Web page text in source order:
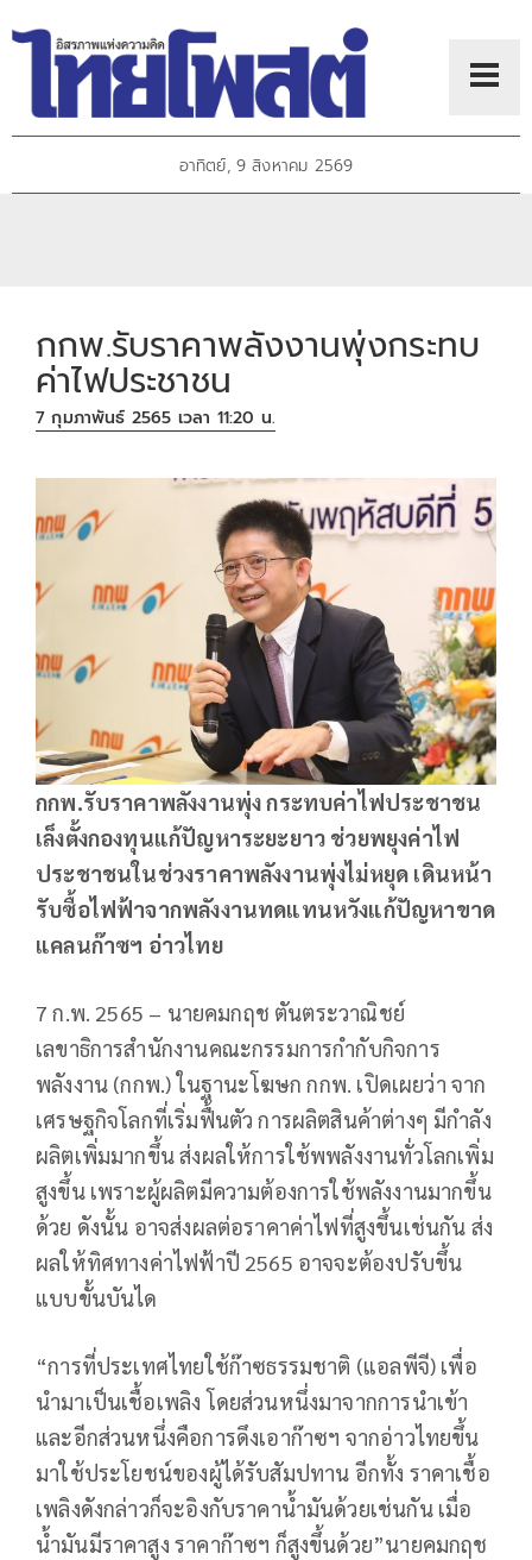
อาทิตย์, 9 สิงหาคม 2569
กกพ.รับราคาพลังงานพุ่งกระทบ
ค่าไฟประชาชน
7 กุมภาพันธ์ 2565 เวลา 11:20 น.
กกพ.รับราคาพลังงานพุ่ง กระทบค่าไฟประชาชน
เล็งตั้งกองทุนแก้ปัญหาระยะยาว ช่วยพยุงค่าไฟ
ประชาชนในช่วงราคาพลังงานพุ่งไม่หยุด เดินหน้า
รับซื้อไฟฟ้าจากพลังงานทดแทนหวังแก้ปัญหาขาด
แคลนก๊าซฯ อ่าวไทย
7 ก.พ. 2565 – นายคมกฤช ตันตระวาณิชย์
เลขาธิการสำนักงานคณะกรรมการกำกับกิจการ
พลังงาน (กกพ.) ในฐานะโฆษก กกพ. เปิดเผยว่า จาก
เศรษฐกิจโลกที่เริ่มฟื้นตัว การผลิตสินค้าต่างๆ มีกำลัง
ผลิตเพิ่มมากขึ้น ส่งผลให้การใช้พพลังงานทั่วโลกเพิ่ม
สูงขึ้น เพราะผู้ผลิตมีความต้องการใช้พลังงานมากขึ้น
ด้วย ดังนั้น อาจส่งผลต่อราคาค่าไฟที่สูงขึ้นเช่นกัน ส่ง
ผลให้ทิศทางค่าไฟฟ้าปี 2565 อาจจะต้องปรับขึ้น
แบบขั้นบันได
“การที่ประเทศไทยใช้ก๊าซธรรมชาติ (แอลพีจี) เพื่อ
นำมาเป็นเชื้อเพลิง โดยส่วนหนึ่งมาจากการนำเข้า
และอีกส่วนหนึ่งคือการดึงเอาก๊าซฯ จากอ่าวไทยขึ้น
มาใช้ประโยชน์ของผู้ได้รับสัมปทาน อีกทั้ง ราคาเชื้อ
เพลิงดังกล่าวก็จะอิงกับราคาน้ำมันด้วยเช่นกัน เมื่อ
น้ำมันมีราคาสูง ราคาก๊าซฯ ก็สูงขึ้นด้วย”นายคมกฤช